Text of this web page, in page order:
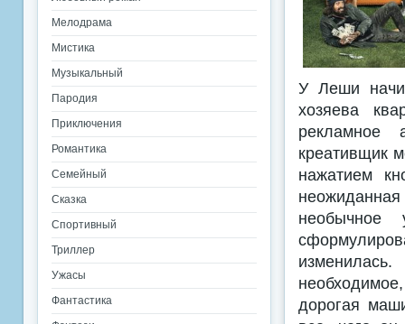
У Леши
хозяева
рекламное
креативщик
нажатием
необычное
дорогая
Мелодрама
Мистика
Музыкальный
Пародия
Приключения
Романтика
Семейный
Сказка
Спортивный
Триллер
Ужасы
Фантастика